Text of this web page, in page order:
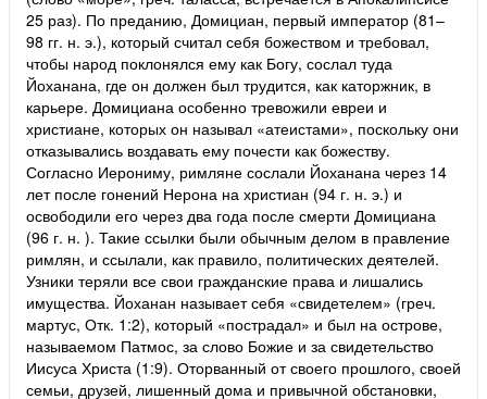
25 раз). По преданию, Домициан, первый император (81–
98 гг. н. э.), который считал себя божеством и требовал,
чтобы народ поклонялся ему как Богу, сослал туда
Йоханана, где он должен был трудится, как каторжник, в
карьере. Домициана особенно тревожили евреи и
христиане, которых он называл «атеистами», поскольку они
отказывались воздавать ему почести как божеству.
Согласно Иерониму, римляне сослали Йоханана через 14
лет после гонений Нерона на христиан (94 г. н. э.) и
освободили его через два года после смерти Домициана
(96 г. н. ). Такие ссылки были обычным делом в правление
римлян, и ссылали, как правило, политических деятелей.
Узники теряли все свои гражданские права и лишались
имущества. Йоханан называет себя «свидетелем» (греч.
мартус, Отк. 1:2), который «пострадал» и был на острове,
называемом Патмос, за слово Божие и за свидетельство
Иисуса Христа (1:9). Оторванный от своего прошлого, своей
семьи, друзей, лишенный дома и привычной обстановки,